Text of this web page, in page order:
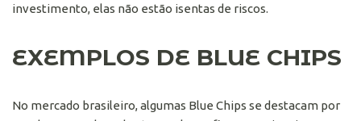
investimento, elas não estão isentas de riscos.
EXEMPLOS DE BLUE CHIPS
No mercado brasileiro, algumas Blue Chips se destacam por